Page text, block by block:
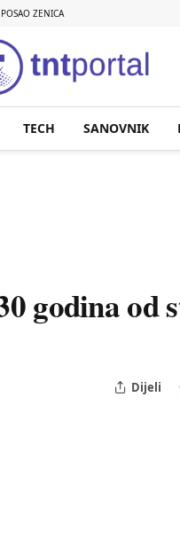
POSAO ZENICA
TECH SANOVNIK
godina od
Dijeli